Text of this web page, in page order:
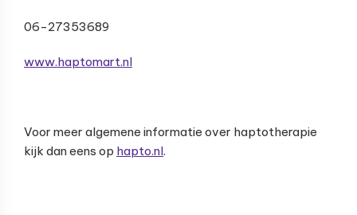
06-27353689
www.haptomart.nl
Voor meer algemene informatie over haptotherapie
kijk dan eens op hapto.nl.